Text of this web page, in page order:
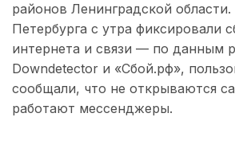
районов Ленинградской
Петербурга с утра фиксировали
интернета и связи — по данным
Downdetector и «Сбой.рф»,
сообщали, что не открываются
работают мессенджеры.